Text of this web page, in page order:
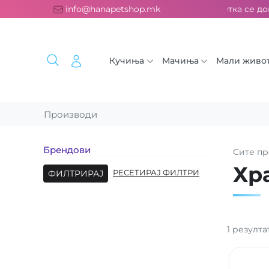
info@hanapetshop.mk
испорака над 2000 ден. ››› 2% од секоја сметка се
Кучиња Мачиња Мали
Производи
Брендови
ФИЛТРИРАЈ РЕСЕТИРАЈ ФИЛТРИ
Сите
1